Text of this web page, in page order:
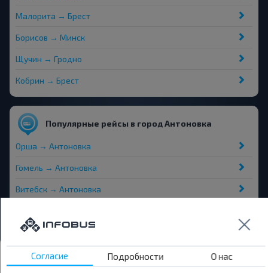
Малорита → Брест
Борисов → Минск
Щучин → Гродно
Кобрин → Брест
Популярные рейсы в город Антоновка
Орша → Антоновка
Гомель → Антоновка
Витебск → Антоновка
Автовокзалы и остановки
Согласие Подробности О нас